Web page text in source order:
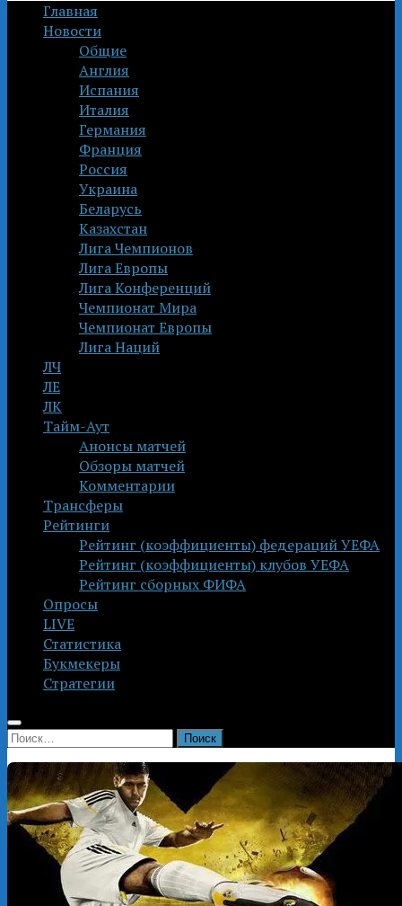
Главная
Новости
Общие
Англия
Испания
Италия
Германия
Франция
Россия
Украина
Беларусь
Казахстан
Лига Чемпионов
Лига Европы
Лига Конференций
Чемпионат Мира
Чемпионат Европы
Лига Наций
ЛЧ
ЛЕ
ЛК
Тайм-Аут
Анонсы матчей
Обзоры матчей
Комментарии
Трансферы
Рейтинги
Рейтинг (коэффициенты) федераций УЕФА
Рейтинг (коэффициенты) клубов УЕФА
Рейтинг сборных ФИФА
Опросы
LIVE
Статистика
Букмекеры
Стратегии
Найти: